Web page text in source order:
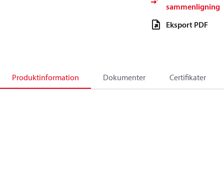
sammenligning
Eksport PDF
Produktinformation Dokumenter Certifikater